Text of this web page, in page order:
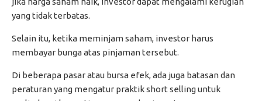
yang tidak terbatas.
Selain itu, ketika meminjam saham, investor harus
membayar bunga atas pinjaman tersebut.
Di beberapa pasar atau bursa efek, ada juga batasan dan
peraturan yang mengatur praktik short selling untuk